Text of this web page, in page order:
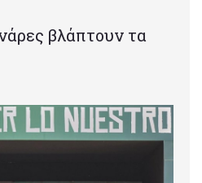
βλάπτουν τα